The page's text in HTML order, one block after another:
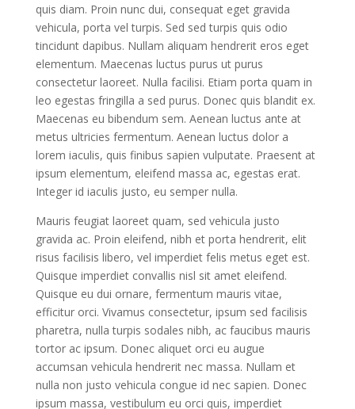
quis diam. Proin nunc dui, consequat eget gravida
vehicula, porta vel turpis. Sed sed turpis quis odio
tincidunt dapibus. Nullam aliquam hendrerit eros eget
elementum. Maecenas luctus purus ut purus
consectetur laoreet. Nulla facilisi. Etiam porta quam in
leo egestas fringilla a sed purus. Donec quis blandit ex.
Maecenas eu bibendum sem. Aenean luctus ante at
metus ultricies fermentum. Aenean luctus dolor a
lorem iaculis, quis finibus sapien vulputate. Praesent at
ipsum elementum, eleifend massa ac, egestas erat.
Integer id iaculis justo, eu semper nulla.
Mauris feugiat laoreet quam, sed vehicula justo
gravida ac. Proin eleifend, nibh et porta hendrerit, elit
risus facilisis libero, vel imperdiet felis metus eget est.
Quisque imperdiet convallis nisl sit amet eleifend.
Quisque eu dui ornare, fermentum mauris vitae,
efficitur orci. Vivamus consectetur, ipsum sed facilisis
pharetra, nulla turpis sodales nibh, ac faucibus mauris
tortor ac ipsum. Donec aliquet orci eu augue
accumsan vehicula hendrerit nec massa. Nullam et
nulla non justo vehicula congue id nec sapien. Donec
ipsum massa, vestibulum eu orci quis, imperdiet